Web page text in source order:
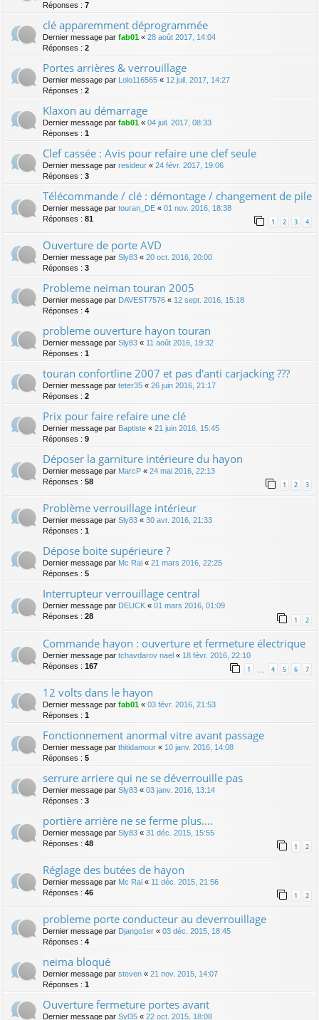
Réponses : 7
clé apparemment déprogrammée
Dernier message par fab01 « 28 août 2017, 14:04
Réponses : 2
Portes arrières & verrouillage
Dernier message par Lolo116565 « 12 juil. 2017, 14:27
Réponses : 2
Klaxon au démarrage
Dernier message par fab01 « 04 juil. 2017, 08:33
Réponses : 1
Clef cassée : Avis pour refaire une clef seule
Dernier message par resideur « 24 févr. 2017, 19:06
Réponses : 3
Télécommande / clé : démontage / changement de pile
Dernier message par touran_DE « 01 nov. 2016, 18:38
Réponses : 81 1 2 3 4
Ouverture de porte AVD
Dernier message par Sly83 « 20 oct. 2016, 20:00
Réponses : 3
Probleme neiman touran 2005
Dernier message par DAVEST7576 « 12 sept. 2016, 15:18
Réponses : 4
probleme ouverture hayon touran
Dernier message par Sly83 « 11 août 2016, 19:32
Réponses : 1
touran confortline 2007 et pas d'anti carjacking ???
Dernier message par teter35 « 26 juin 2016, 21:17
Réponses : 2
Prix pour faire refaire une clé
Dernier message par Baptiste « 21 juin 2016, 15:45
Réponses : 9
Déposer la garniture intérieure du hayon
Dernier message par MarcP « 24 mai 2016, 22:13
Réponses : 58 1 2 3
Problème verrouillage intérieur
Dernier message par Sly83 « 30 avr. 2016, 21:33
Réponses : 1
Dépose boite supérieure ?
Dernier message par Mc Rai « 21 mars 2016, 22:25
Réponses : 5
Interrupteur verrouillage central
Dernier message par DEUCK « 01 mars 2016, 01:09
Réponses : 28 1 2
Commande hayon : ouverture et fermeture électrique
Dernier message par tchavdarov nael « 18 févr. 2016, 22:10
Réponses : 167 1 4 5 6 7
12 volts dans le hayon
Dernier message par fab01 « 03 févr. 2016, 21:53
Réponses : 1
Fonctionnement anormal vitre avant passage
Dernier message par thitidamour « 10 janv. 2016, 14:08
Réponses : 5
serrure arriere qui ne se déverrouille pas
Dernier message par Sly83 « 03 janv. 2016, 13:14
Réponses : 3
portière arrière ne se ferme plus....
Dernier message par Sly83 « 31 déc. 2015, 15:55
Réponses : 48 1 2
Réglage des butées de hayon
Dernier message par Mc Rai « 11 déc. 2015, 21:56
Réponses : 46 1 2
probleme porte conducteur au deverrouillage
Dernier message par Django1er « 03 déc. 2015, 18:45
Réponses : 4
neima bloqué
Dernier message par steven « 21 nov. 2015, 14:07
Réponses : 1
Ouverture fermeture portes avant
Dernier message par Syl35 « 22 oct. 2015, 18:08